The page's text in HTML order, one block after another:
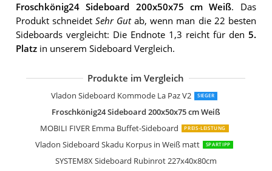
Froschkönig24 Sideboard 200x50x75 cm Weiß. Das
Produkt schneidet Sehr Gutab, wenn man die 22 besten
Sideboards vergleicht: Die Endnote 1,3 reicht für den 5.
Platzin unserem Sideboard Vergleich.
Produkte im Vergleich
Vladon Sideboard Kommode La Paz V2 SIEGER
Froschkönig24 Sideboard 200x50x75 cm Weiß
MOBILI FIVER Emma Buffet-Sideboard
PREIS-LEISTUNG
Vladon Sideboard Skadu Korpus in Weiß matt SPARTIPP
SYSTEM8X Sideboard Rubinrot 227x40x80cm
Vladon Sideboard Kommode Valencia
Artigiani Veneti Riuniti Sideboard
Kare Design Sideboard Electro
FURNLUX Sideboard Stilig Weiß
Vladon Sideboard Kommode Valencia
Wermo 135 cm Sideboard
Vladon Sideboard Kommode Flow
Jaxenor Sideboard mit Schubladen
SPACEREBELS Kommode mit 3 Türen
Stella Trading Drift Sideboard
IDMarket Phoenix Sideboard 140 cm
Vladon Sideboard Kommode Sylt V2